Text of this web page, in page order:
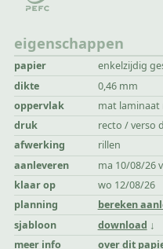
eigenschappen
papier
enkelzijdig
dikte
0,46 mm
oppervlak
mat laminaat
druk
recto / verso
afwerking
rillen
aanleveren
ma 10/08/26
klaar op
wo 12/08/26
planning
bereken
sjabloon
download
meer info
over dit